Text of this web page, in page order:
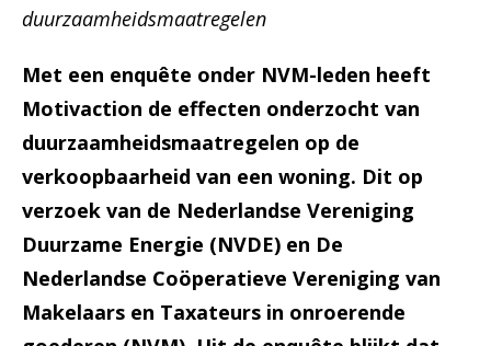
duurzaamheidsmaatregelen
Met een enquête onder NVM-leden heeft
Motivaction de effecten onderzocht van
duurzaamheidsmaatregelen op de
verkoopbaarheid van een woning. Dit op
verzoek van de Nederlandse Vereniging
Duurzame Energie (NVDE) en De
Nederlandse Coöperatieve Vereniging van
Makelaars en Taxateurs in onroerende